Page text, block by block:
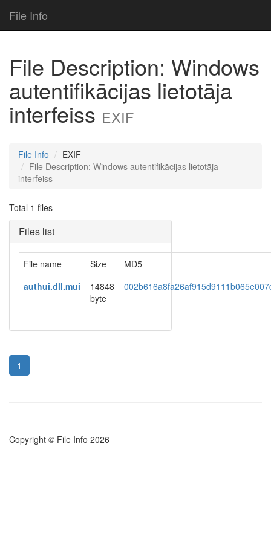
File Info
File Description: Windows
autentifikācijas lietotāja
interfeiss EXIF
File Info
EXIF
File Description: Windows autentifikācijas lietotāja
interfeiss
Total 1 files
Files list
File name Size
MD5
authui.dll.mui
14848
byte
1
Copyright © File Info 2026